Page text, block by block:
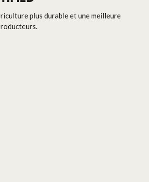
plus durable et une meilleure